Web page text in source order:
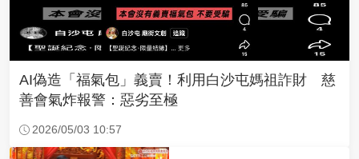
AI偽造「福氣包」義賣！利用白沙屯媽祖詐財 慈
善會氣炸報警：惡劣至極
2026/05/03 10:57